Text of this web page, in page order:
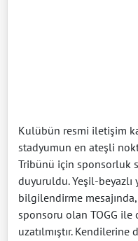
Kulübün resmi iletişim
stadyumun en ateşli
Tribünü için sponsorluk
duyuruldu. Yeşil-beyazlı
bilgilendirme
sponsoru olan TOGG ile
uzatılmıştır.